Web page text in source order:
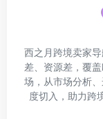
西之月跨境卖家
差、资源差，覆
场，从市场分析
度切入，助力跨